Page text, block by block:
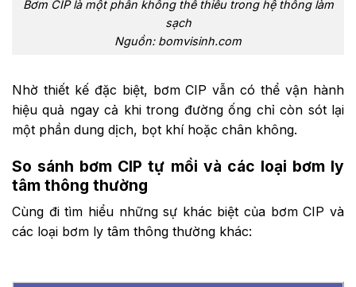
Bơm CIP là một phần không thể thiếu trong hệ thống làm
sạch
Nguồn: bomvisinh.com
Nhờ thiết kế đặc biệt, bơm CIP vẫn có thể vận hành
hiệu quả ngay cả khi trong đường ống chỉ còn sót lại
một phần dung dịch, bọt khí hoặc chân không.
So sánh bơm CIP tự mồi và các loại bơm ly
tâm thông thường
Cùng đi tìm hiểu những sự khác biệt của bơm CIP và
các loại bơm ly tâm thông thường khác: